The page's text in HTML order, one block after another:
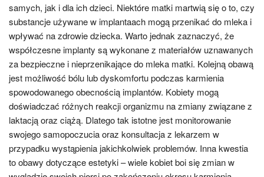
samych, jak i dla ich dzieci. Niektóre matki martwią się o to, czy
substancje używane w implantaach mogą przenikać do mleka i
wpływać na zdrowie dziecka. Warto jednak zaznaczyć, że
współczesne implanty są wykonane z materiałów uznawanych
za bezpieczne i nieprzenikające do mleka matki. Kolejną obawą
jest możliwość bólu lub dyskomfortu podczas karmienia
spowodowanego obecnością implantów. Kobiety mogą
doświadczać różnych reakcji organizmu na zmiany związane z
laktacją oraz ciążą. Dlatego tak istotne jest monitorowanie
swojego samopoczucia oraz konsultacja z lekarzem w
przypadku wystąpienia jakichkolwiek problemów. Inna kwestia
to obawy dotyczące estetyki – wiele kobiet boi się zmian w